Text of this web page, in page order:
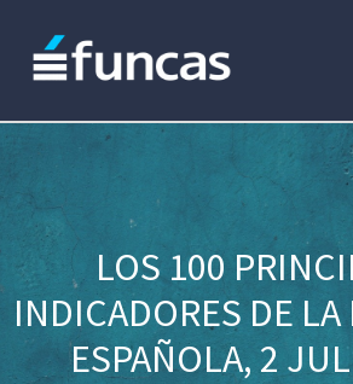
LOS 100
INDICADORES DE
ESPAÑOLA, 2